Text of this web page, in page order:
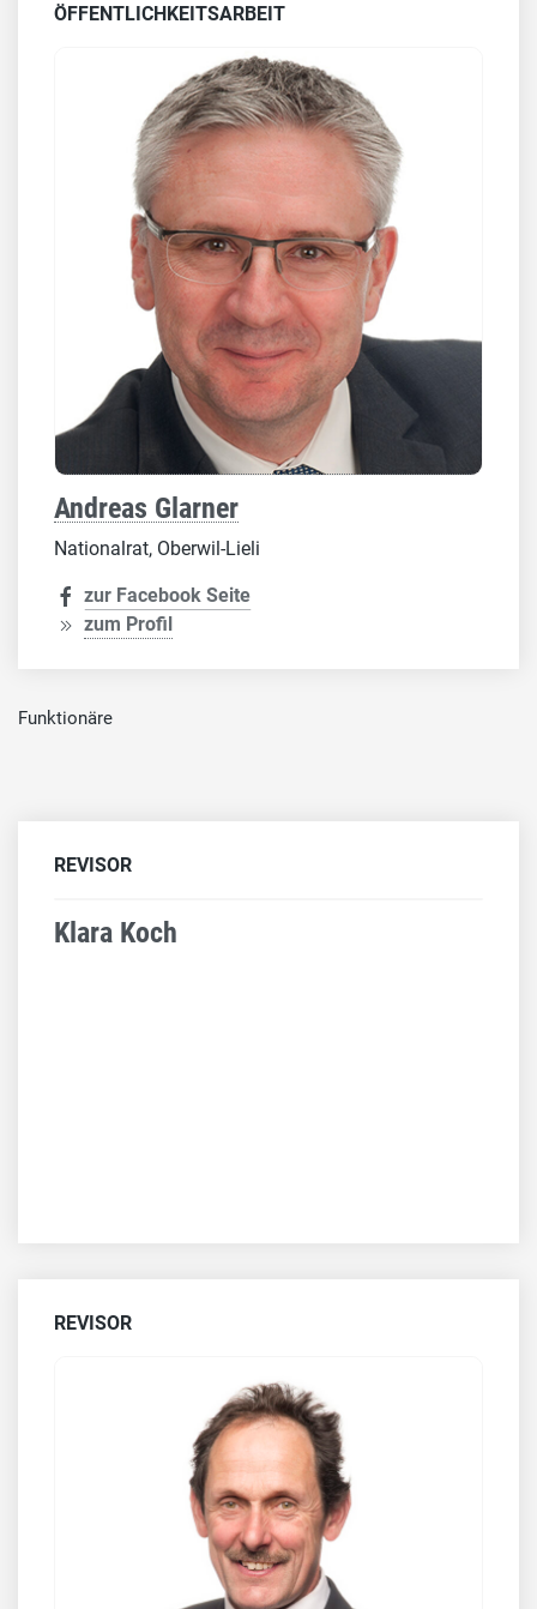
ÖFFENTLICHKEITSARBEIT
Andreas Glarner
Nationalrat, Oberwil-Lieli
zur Facebook Seite
zum Profil
Funktionäre
REVISOR
Klara Koch
REVISOR